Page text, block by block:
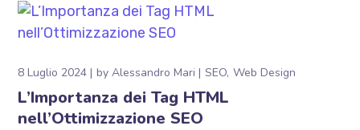
8 Luglio 2024 byAlessandro Mari SEO Web Design
L’Importanza dei Tag HTML
nell’Ottimizzazione SEO